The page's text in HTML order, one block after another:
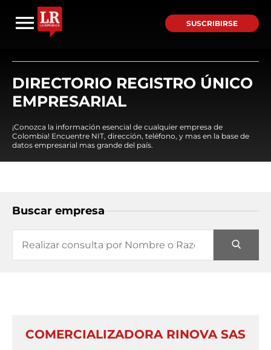
SUSCRIBIRSE
DIRECTORIO REGISTRO ÚNICO
EMPRESARIAL
¡Conozca la información esencial de cualquier empresa de
Colombia! Encuentre NIT, dirección, teléfono, y mas en la base de
datos empresarial mas grande del país.
Buscar empresa
COMERCIALIZADORA RINOVA SAS